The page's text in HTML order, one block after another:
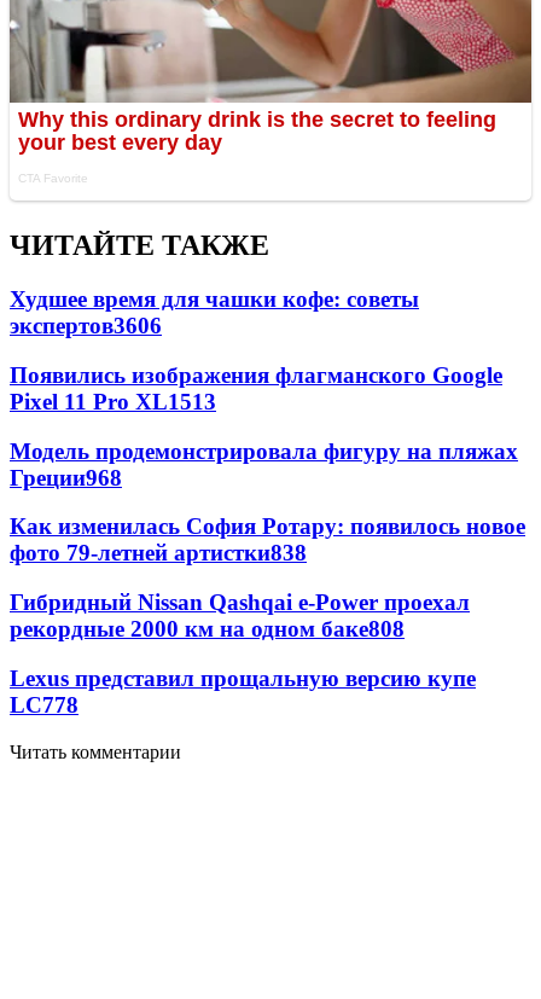
ЧИТАЙТЕ ТАКЖЕ
Худшее время для чашки кофе: советы
экспертов3606
Появились изображения флагманского Google
Pixel 11 Pro XL1513
Модель продемонстрировала фигуру на пляжах
Греции968
Как изменилась София Ротару: появилось новое
фото 79-летней артистки838
Гибридный Nissan Qashqai e-Power проехал
рекордные 2000 км на одном баке808
Lexus представил прощальную версию купе
LC778
Читать комментарии